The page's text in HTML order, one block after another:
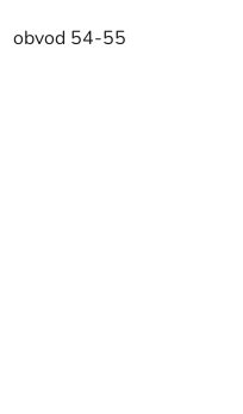
obvod 54-55